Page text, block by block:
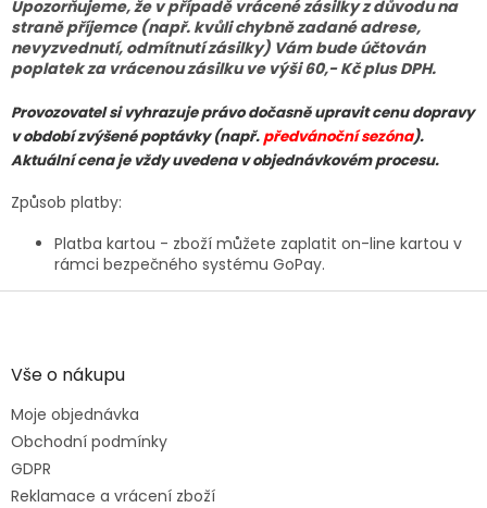
Upozorňujeme, že v případě vrácené zásilky z důvodu na
straně příjemce (např. kvůli chybně zadané adrese,
nevyzvednutí, odmítnutí zásilky) Vám bude účtován
poplatek za vrácenou zásilku ve výši 60,- Kč plus DPH.
Provozovatel si vyhrazuje právo dočasně upravit cenu dopravy
v období zvýšené poptávky (např. předvánoční sezóna).
Aktuální cena je vždy uvedena v objednávkovém procesu.
Způsob platby:
Platba kartou - zboží můžete zaplatit on-line kartou v
rámci bezpečného systému GoPay.
Z
aVše o nákupu
Moje objednávka
Obchodní podmínky
GDPR
Reklamace a vrácení zboží